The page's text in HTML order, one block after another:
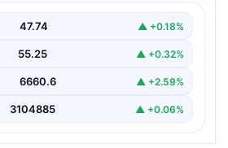
47.74 ▲ +0.18%
55.25 ▲ +0.32%
6660.6 ▲ +2.59%
3104885 ▲ +0.06%